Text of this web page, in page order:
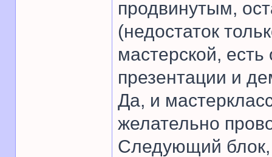
продвинутым,
(недостаток
мастерской,
презентации и
Да, и
желательно
Следующий блок,